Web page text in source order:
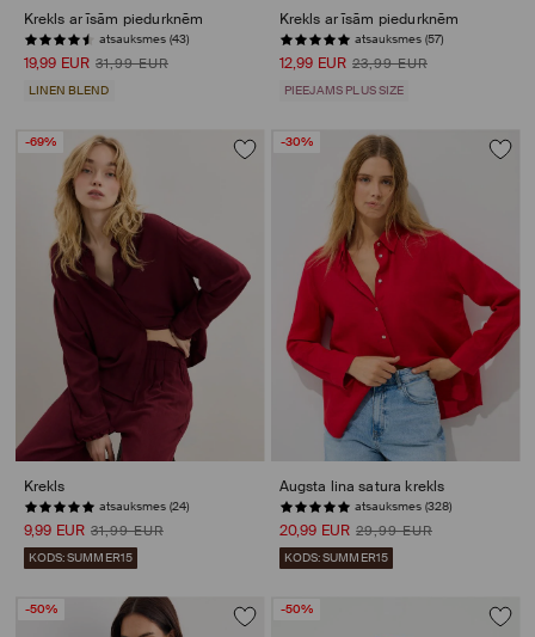
Krekls ar īsām piedurknēm
atsauksmes (43)
19,99 EUR 31,99 EUR
LINEN BLEND
Krekls ar īsām piedurknēm
atsauksmes (57)
12,99 EUR 23,99 EUR
PIEEJAMS PLUS SIZE
-69%
Krekls
atsauksmes (24)
9,99 EUR 31,99 EUR
KODS: SUMMER15
-30%
Augsta lina satura krekls
atsauksmes (328)
20,99 EUR 29,99 EUR
KODS: SUMMER15
-50% -50%